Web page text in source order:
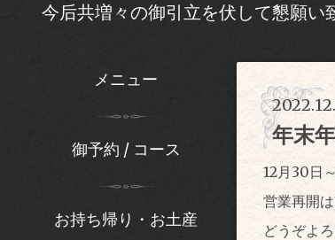
今后共増々の御引立を伏して懇願い
年末
12月30日
営業再開は
どうぞよ
メニュー
御予約 / コース
お持ち帰り・お土産